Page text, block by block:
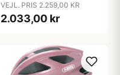
cm
VEJL. PRIS 2.259,00 KR
2.033,00 kr